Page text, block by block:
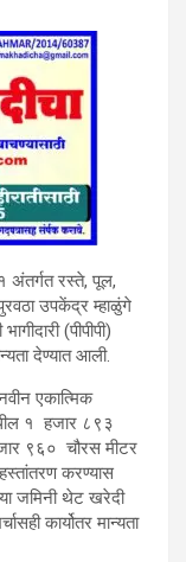
अंतर्गत रस्ते, पूल,
पुरवठा उपकेंद्र म्हाळुंगे
(पीपीपी)
देण्यात आली.
एकात्मिक
१ हजार ८९३
९६० चौरस मीटर
करण्यास
जमिनी थेट खरेदी
कार्योतर मान्यता